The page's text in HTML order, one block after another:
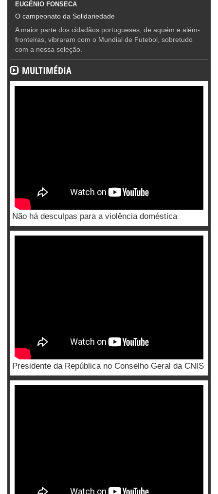
EUGÉNIO FONSECA
O campeonato da Solidariedade
A maior parte dos cidadãos portugueses, de aquém e além-
fronteiras, vibraram com o Mundial de Futebol, sobretudo
com a nossa seleção.
MULTIMÉDIA
Não há desculpas para a violência doméstica
Presidente da República no Conselho Geral da CNIS